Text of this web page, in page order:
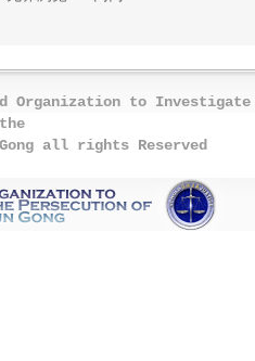
Organization to Investigate
the
all rights Reserved